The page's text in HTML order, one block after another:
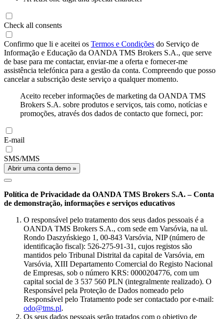
Check all consents
Confirmo que li e aceitei os Termos e Condições do Serviço de
Informação e Educação da OANDA TMS Brokers S.A., que serve
de base para me contactar, enviar-me a oferta e fornecer-me
assistência telefónica para a gestão da conta. Compreendo que posso
cancelar a subscrição deste serviço a qualquer momento.
Aceito receber informações de marketing da OANDA TMS
Brokers S.A. sobre produtos e serviços, tais como, notícias e
promoções, através dos dados de contacto que forneci, por:
E-mail
SMS/MMS
Abrir uma conta demo »
Política de Privacidade da OANDA TMS Brokers S.A. – Conta
de demonstração, informações e serviços educativos
O responsável pelo tratamento dos seus dados pessoais é a
OANDA TMS Brokers S.A., com sede em Varsóvia, na ul.
Rondo Daszyńskiego 1, 00-843 Varsóvia, NIP (número de
identificação fiscal): 526-275-91-31, cujos registos são
mantidos pelo Tribunal Distrital da capital de Varsóvia, em
Varsóvia, XIII Departamento Comercial do Registo Nacional
de Empresas, sob o número KRS: 0000204776, com um
capital social de 3 537 560 PLN (integralmente realizado). O
Responsável pela Proteção de Dados nomeado pelo
Responsável pelo Tratamento pode ser contactado por e-mail:
odo@tms.pl.
Os seus dados pessoais serão tratados com o objetivo de